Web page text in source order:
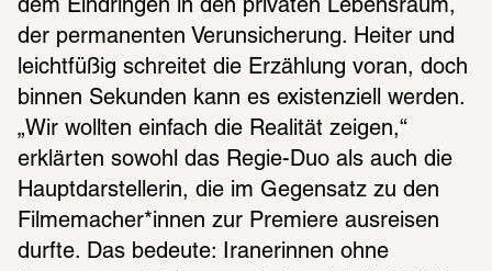
dem Eindringen in den privaten Lebensraum,
der permanenten Verunsicherung. Heiter und
leichtfüßig schreitet die Erzählung voran, doch
binnen Sekunden kann es existenziell werden.
„Wir wollten einfach die Realität zeigen,“
erklärten sowohl das Regie-Duo als auch die
Hauptdarstellerin, die im Gegensatz zu den
Filmemacher*innen zur Premiere ausreisen
durfte. Das bedeute: Iranerinnen ohne